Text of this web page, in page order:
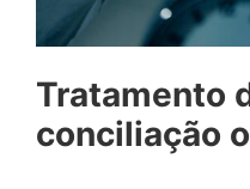
Tratamento
conciliação